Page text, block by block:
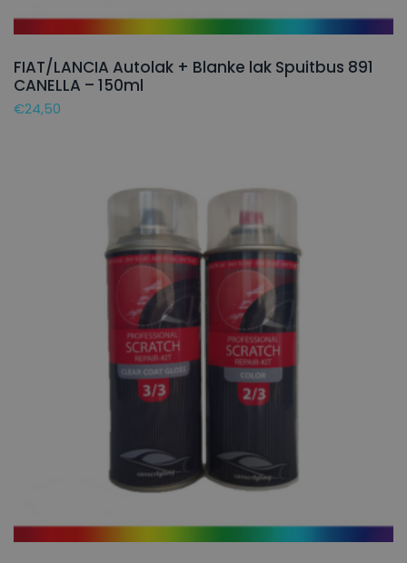
FIAT/LANCIA Autolak + Blanke lak Spuitbus 891
CANELLA – 150ml
€24,50